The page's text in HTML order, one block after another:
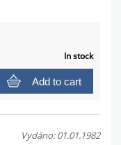
In stock
Add to cart
Vydáno: 01.01.1982